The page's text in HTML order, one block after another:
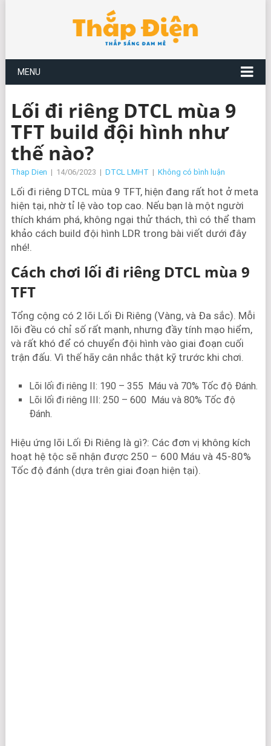
MENU
Lối đi riêng DTCL mùa 9
TFT build đội hình như
thế nào?
Thap Dien | 14/06/2023 | DTCL LMHT | Không có bình luận
Lối đi riêng DTCL mùa 9 TFT, hiện đang rất hot ở meta
hiện tại, nhờ tỉ lệ vào top cao. Nếu bạn là một người
thích khám phá, không ngại thử thách, thì có thể tham
khảo cách build đội hình LDR trong bài viết dưới đây
nhé!.
Cách chơi lối đi riêng DTCL mùa 9
TFT
Tổng cộng có 2 lõi Lối Đi Riêng (Vàng, và Đa sắc). Mỗi
lõi đều có chỉ số rất mạnh, nhưng đầy tính mạo hiểm,
và rất khó để có chuyển đội hình vào giai đoạn cuối
trận đấu. Vì thế hãy cân nhắc thật kỹ trước khi chơi.
Lõi lối đi riêng II: 190 – 355 Máu và 70% Tốc độ Đánh.
Lõi lối đi riêng III: 250 – 600 Máu và 80% Tốc độ
Đánh.
Hiệu ứng lõi Lối Đi Riêng là gì?: Các đơn vị không kích
hoạt hệ tộc sẽ nhận được 250 – 600 Máu và 45-80%
Tốc độ đánh (dựa trên giai đoạn hiện tại).